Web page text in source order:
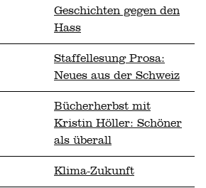
Geschichten gegen den
Hass
Staffellesung Prosa:
Neues aus der Schweiz
Bücherherbst mit
Kristin Höller: Schöner
als überall
Klima-Zukunft